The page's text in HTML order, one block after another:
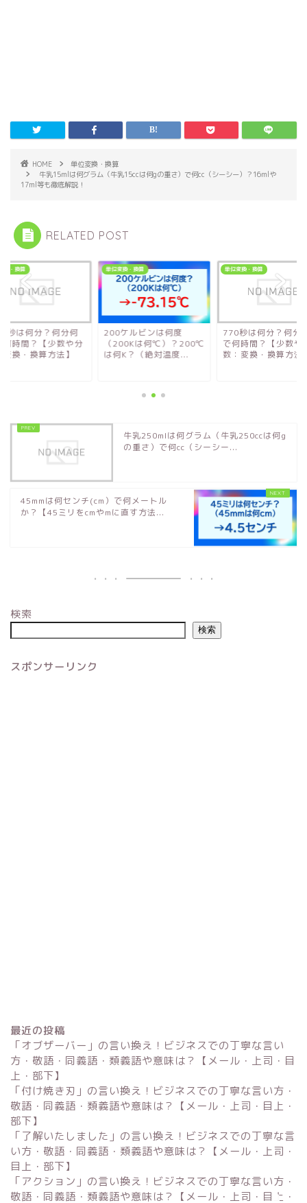
HOME
単位変換・換算
牛乳15mlは何グラム（牛乳15ccは何gの重さ）で何cc（シーシー）？16mlや
17ml等も徹底解説！
RELATED POST
換・換算
秒は何分？何分何
何時間？【少数や分
換・換算方法】
単位変換・換算
200ケルビンは何度
（200Kは何℃）？200℃
は何K？（絶対温度...
単位変換・換算
770秒は何分？何分
で何時間？【少数や
数：変換・換算方法
牛乳250mlは何グラム（牛乳250ccは何g
の重さ）で何cc（シーシー...
45mmは何センチ(cm）で何メートル
か？【45ミリをcmやmに直す方法...
検索
検索
スポンサーリンク
最近の投稿
「オブザーバー」の言い換え！ビジネスでの丁寧な言い
方・敬語・同義語・類義語や意味は？【メール・上司・目
上・部下】
「付け焼き刃」の言い換え！ビジネスでの丁寧な言い方・
敬語・同義語・類義語や意味は？【メール・上司・目上・
部下】
「了解いたしました」の言い換え！ビジネスでの丁寧な言
い方・敬語・同義語・類義語や意味は？【メール・上司・
目上・部下】
「アクション」の言い換え！ビジネスでの丁寧な言い方・
敬語・同義語・類義語や意味は？【メール・上司・目上・
Excel
単位変換・換算
科学・計算関連